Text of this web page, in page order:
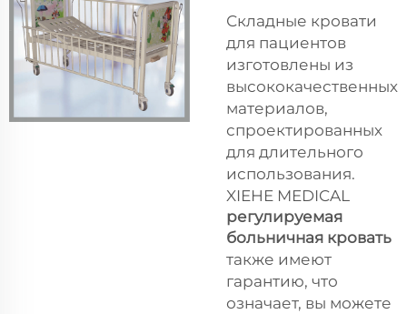
Складные кровати
для пациентов
изготовлены из
высококачественных
материалов,
спроектированных
для длительного
использования.
XIEHE MEDICAL
регулируемая
больничная кровать
также имеют
гарантию, что
означает, вы можете